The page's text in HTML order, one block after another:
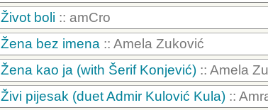
Život boli :: amCro
Žena bez imena :: Amela Zuković
Žena kao ja (with Šerif Konjević) :: Amela
Živi pijesak (duet Admir Kulović Kula) ::